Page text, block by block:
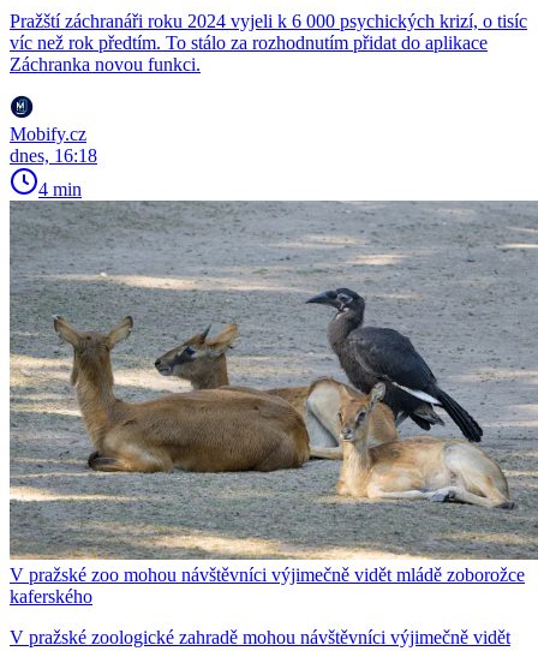
Pražští záchranáři roku 2024 vyjeli k 6 000 psychických krizí, o tisíc
víc než rok předtím. To stálo za rozhodnutím přidat do aplikace
Záchranka novou funkci.
Mobify.cz
dnes, 16:18
4 min
V pražské zoo mohou návštěvníci výjimečně vidět mládě zoborožce
kaferského
V pražské zoologické zahradě mohou návštěvníci výjimečně vidět